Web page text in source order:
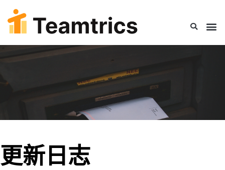
更新日志